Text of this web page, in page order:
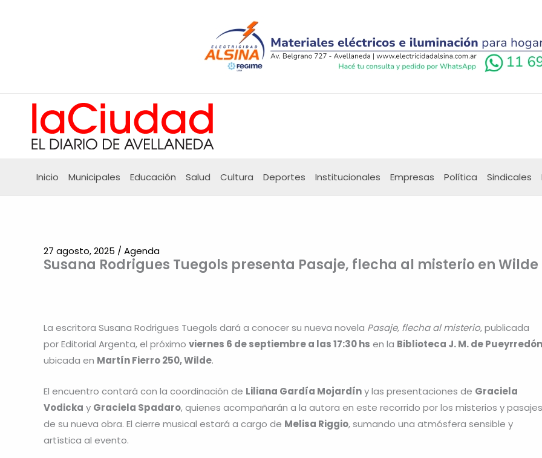
Inicio Municipales Educación Salud Cultura Deportes Institucionales Empresas Política Sindicales
Susana Rodrigues Tuegols presenta Pasaje, flecha al misterio en Wilde
27 agosto, 2025 /Agenda
La escritora Susana Rodrigues Tuegols dará a conocer su nueva novela Pasaje, flecha al misterio, publicada
por Editorial Argenta, el próximo viernes 6 de septiembre a las 17:30 hs en la Biblioteca J. M. de Pueyrredón
ubicada en Martín Fierro 250, Wilde.
El encuentro contará con la coordinación de Liliana Gardía Mojardíny las presentaciones de Graciela
Vodicka y Graciela Spadaro, quienes acompañarán a la autora en este recorrido por los misterios y pasajes
de su nueva obra. El cierre musical estará a cargo de Melisa Riggio, sumando una atmósfera sensible y
artística al evento.